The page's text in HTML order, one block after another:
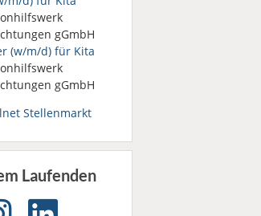
gGmbH
(w/m/d) für Kita
gGmbH
Stellenmarkt
Laufenden